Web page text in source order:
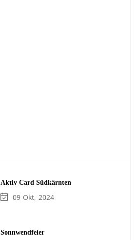
Aktiv Card Südkärnten
09 Okt 2024
Sonnwendfeier